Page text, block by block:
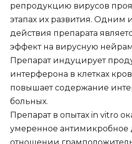
репродукцию вирусов
этапах их развития. Одним
действия препарата
эффект на вирусную
Препарат индуцирует
интерферона в клетках
повышает содержание
больных.
Препарат в опытах in vitro
умеренное антимикробное